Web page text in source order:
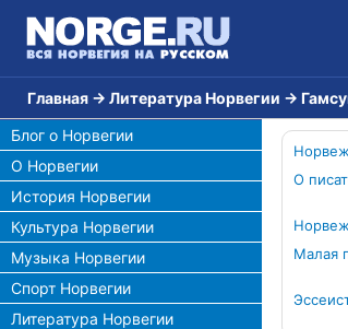
Главная → Литература Норвегии →
Блог о Норвегии
О Норвегии
История Норвегии
Культура Норвегии
Музыка Норвегии
Спорт Норвегии
Литература Норвегии
О
Малая